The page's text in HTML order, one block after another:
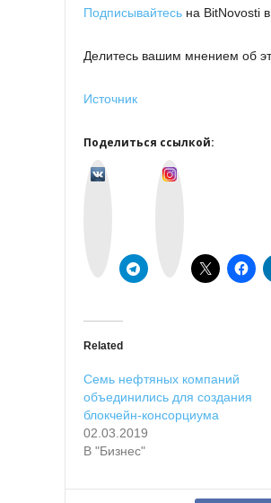
Подписывайтесь на BitNovosti
Делитесь вашим мнением об
Источник
Поделиться ссылкой:
Related
Семь нефтяных компаний
объединились для создания
блокчейн-консорциума
02.03.2019
В "Бизнес"